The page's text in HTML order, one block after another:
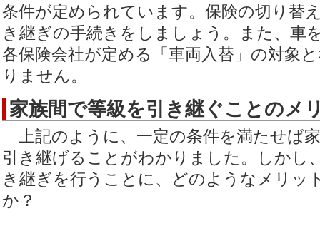
条件が定められています。保険の切り替
き継ぎの手続きをしましょう。また、車
各保険会社が定める「車両入替」の対象
りません。
家族間で等級を引き継ぐことのメ
上記のように、一定の条件を満たせば
引き継げることがわかりました。しかし
き継ぎを行うことに、どのようなメリッ
か？